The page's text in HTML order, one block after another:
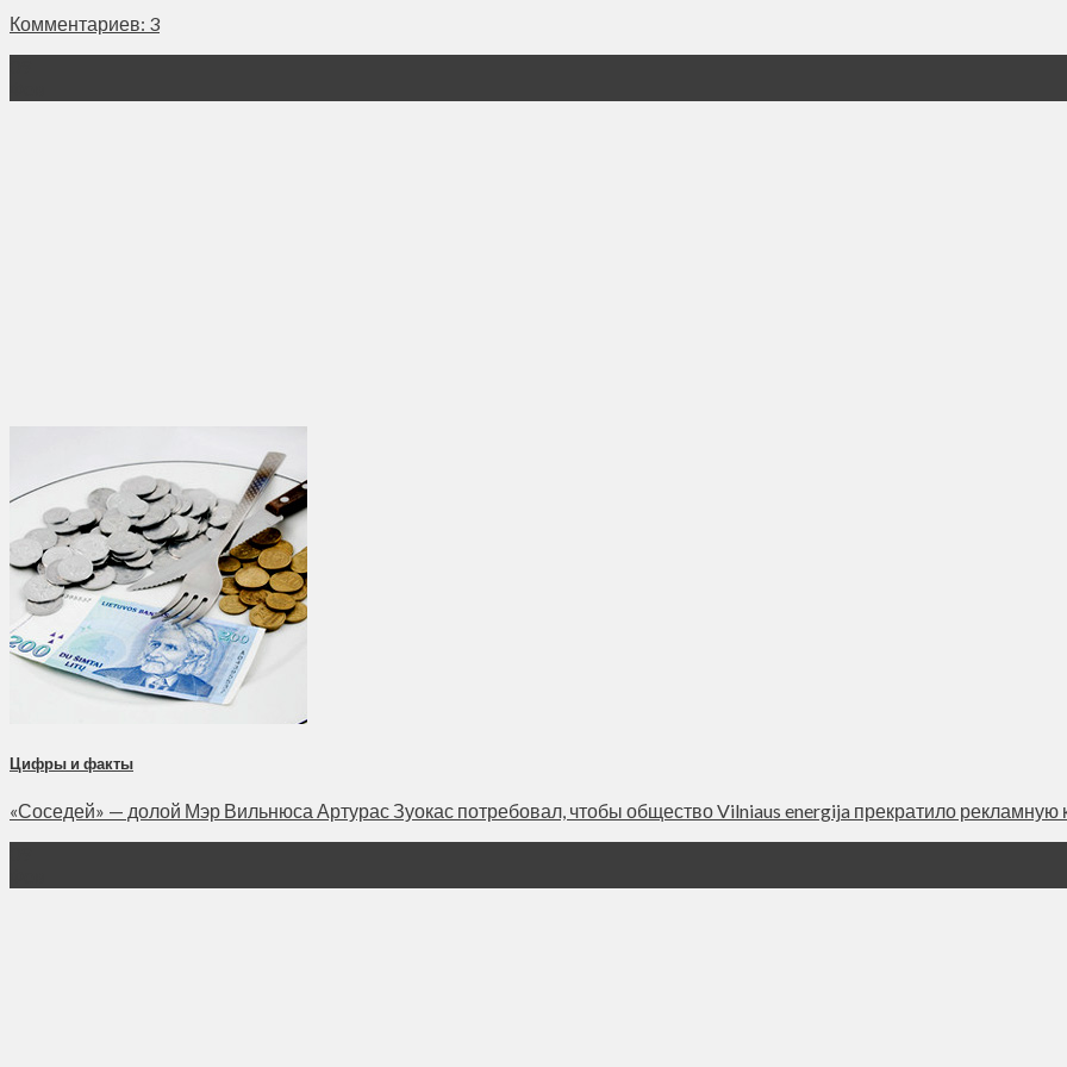
Комментариев: 3
Цифры и факты
«Соседей» — долой Мэр Вильнюса Артурас Зуокас потребовал, чтобы общество Vilniaus energija прекратило рекламную